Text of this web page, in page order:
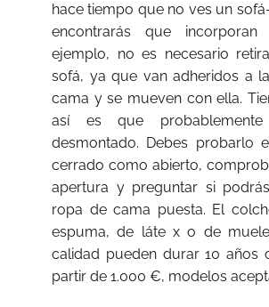
hace tiempo que no ves un
encontrarás que incorporan
ejemplo, no es necesario
sofá, ya que van adheridos a
cama y se mueven con ella.
así es que
desmontado. Debes probarlo
cerrado como abierto,
apertura y preguntar si
ropa de cama puesta. El
espuma, de láte x o de
calidad pueden durar 10 años
partir de 1.000 €, modelos